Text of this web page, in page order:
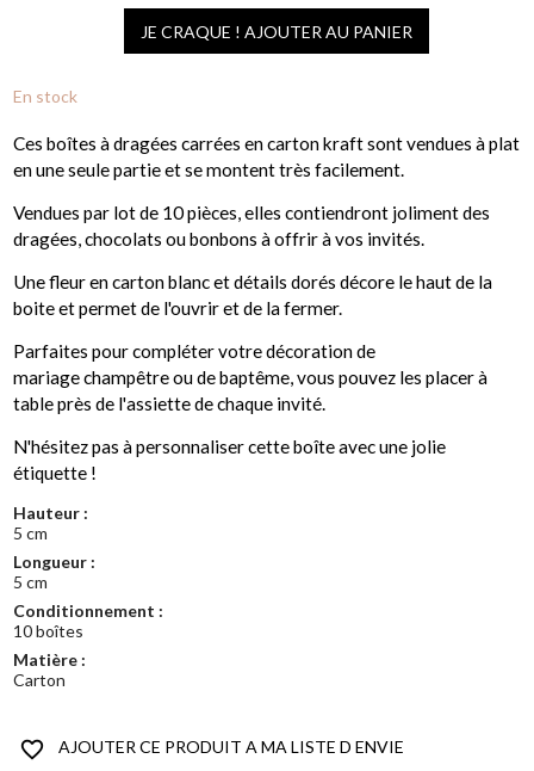
JE CRAQUE ! AJOUTER AU PANIER
En stock
Ces boîtes à dragées carrées en carton kraft sont vendues à plat
en une seule partie et se montent très facilement.
Vendues par lot de 10 pièces, elles contiendront joliment des
dragées, chocolats ou bonbons à offrir à vos invités.
Une fleur en carton blanc et détails dorés décore le haut de la
boite et permet de l'ouvrir et de la fermer.
Parfaites pour compléter votre décoration de
mariage champêtre ou de baptême, vous pouvez les placer à
table près de l'assiette de chaque invité.
N'hésitez pas à personnaliser cette boîte avec une jolie
étiquette !
Hauteur :
5 cm
Longueur :
5 cm
Conditionnement :
10 boîtes
Matière :
Carton
favorite_border AJOUTER CE PRODUIT A MA LISTE D ENVIE